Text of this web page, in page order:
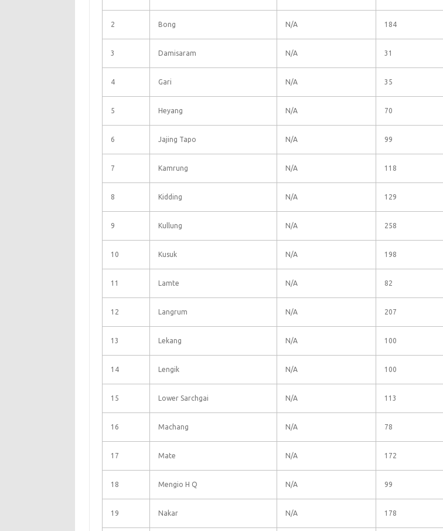
2 Bong N/A 184
3 Damisaram N/A 31
4 Gari N/A 35
5 Heyang N/A 70
6 Jajing Tapo N/A 99
7 Kamrung N/A 118
8 Kidding N/A 129
9 Kullung N/A 258
10 Kusuk N/A 198
11 Lamte N/A 82
12 Langrum N/A 207
13 Lekang N/A 100
14 Lengik N/A 100
15 Lower Sarchgai N/A 113
16 Machang N/A 78
17 Mate N/A 172
18 Mengio H Q N/A 99
19 Nakar N/A 178